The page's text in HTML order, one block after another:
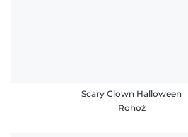
Scary Clown Halloween
Rohož